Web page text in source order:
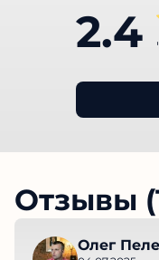
2.4
Отзывы
Олег